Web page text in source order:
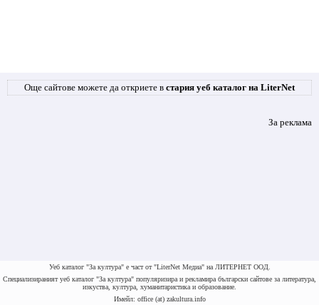
Още сайтове можете да откриете в стария уеб каталог на LiterNet
За реклама
Уеб каталог "За култура" е част от "LiterNet Медиа" на ЛИТЕРНЕТ ООД.
Специализираният уеб каталог "За култура" популяризира и рекламира български сайтове за литература,
изкуства, култура, хуманитаристика и образование.
Имейл: office (at) zakultura.info